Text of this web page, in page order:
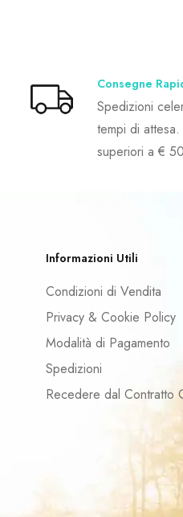
Consegne
Spedizioni
tempi di
superiori a €
Informazioni Utili
Condizioni di Vendita
Privacy & Cookie Policy
Modalità di Pagamento
Spedizioni
Recedere dal Contratto